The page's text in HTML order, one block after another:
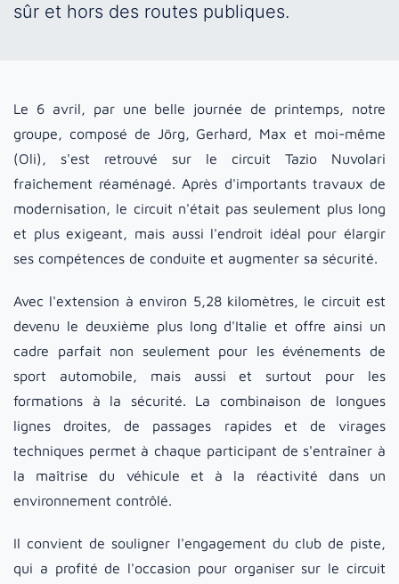
sûr et hors des routes publiques.
Le 6 avril, par une belle journée de printemps, notre
groupe, composé de Jörg, Gerhard, Max et moi-même
(Oli), s'est retrouvé sur le circuit Tazio Nuvolari
fraîchement réaménagé. Après d'importants travaux de
modernisation, le circuit n'était pas seulement plus long
et plus exigeant, mais aussi l'endroit idéal pour élargir
ses compétences de conduite et augmenter sa sécurité.
Avec l'extension à environ 5,28 kilomètres, le circuit est
devenu le deuxième plus long d'Italie et offre ainsi un
cadre parfait non seulement pour les événements de
sport automobile, mais aussi et surtout pour les
formations à la sécurité. La combinaison de longues
lignes droites, de passages rapides et de virages
techniques permet à chaque participant de s'entraîner à
la maîtrise du véhicule et à la réactivité dans un
environnement contrôlé.
Il convient de souligner l'engagement du club de piste,
qui a profité de l'occasion pour organiser sur le circuit